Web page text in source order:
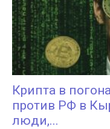
Кыргызстана
Крипта в
против РФ в
люди,...